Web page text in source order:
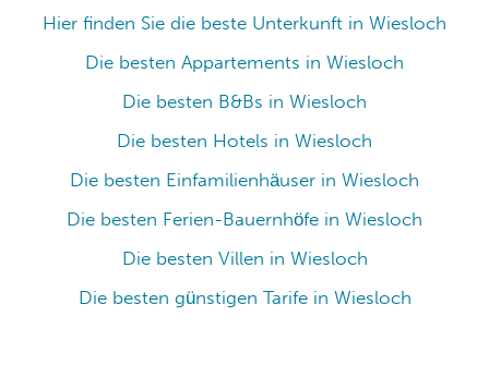
Hier finden Sie die beste Unterkunft in Wiesloch
Die besten Appartements in Wiesloch
Die besten B&Bs in Wiesloch
Die besten Hotels in Wiesloch
Die besten Einfamilienhäuser in Wiesloch
Die besten Ferien-Bauernhöfe in Wiesloch
Die besten Villen in Wiesloch
Die besten günstigen Tarife in Wiesloch